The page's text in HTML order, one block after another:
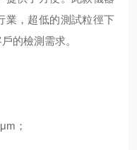
業，超低的測試粒徑下
的檢測需求。
；